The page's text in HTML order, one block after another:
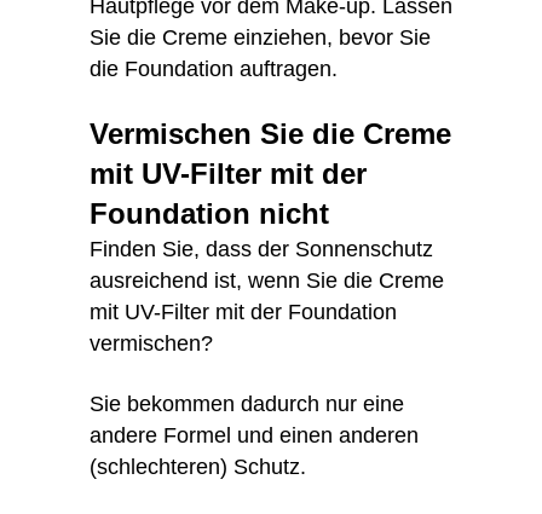
Hautpflege vor dem Make-up. Lassen
Sie die Creme einziehen, bevor Sie
die Foundation auftragen.
Vermischen Sie die Creme
mit UV-Filter mit der
Foundation nicht
Finden Sie, dass der Sonnenschutz
ausreichend ist, wenn Sie die Creme
mit UV-Filter mit der Foundation
vermischen?
Sie bekommen dadurch nur eine
andere Formel und einen anderen
(schlechteren) Schutz.